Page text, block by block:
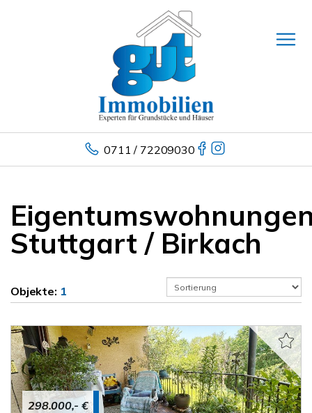
0711 / 72209030
Stuttgart / Birkach
Objekte: 1
298.000,- €